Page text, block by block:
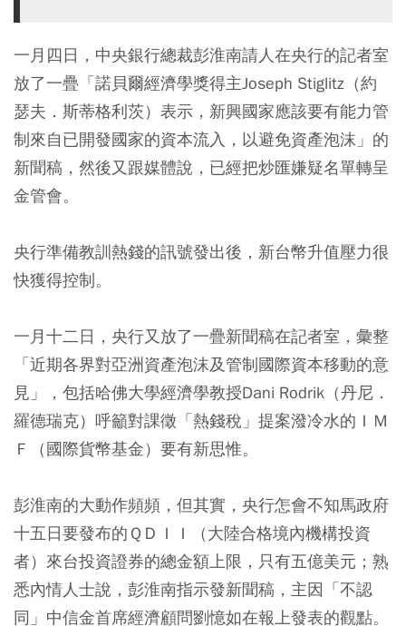
一月四日，中央銀行總裁彭淮南請人在央行的記者室
放了一疊「諾貝爾經濟學獎得主Joseph Stiglitz（約
瑟夫．斯蒂格利茨）表示，新興國家應該要有能力管
制來自已開發國家的資本流入，以避免資產泡沫」的
新聞稿，然後又跟媒體說，已經把炒匯嫌疑名單轉呈
金管會。
央行準備教訓熱錢的訊號發出後，新台幣升值壓力很
快獲得控制。
一月十二日，央行又放了一疊新聞稿在記者室，彙整
「近期各界對亞洲資產泡沫及管制國際資本移動的意
見」，包括哈佛大學經濟學教授Dani Rodrik（丹尼．
羅德瑞克）呼籲對課徵「熱錢稅」提案潑冷水的ＩＭ
Ｆ（國際貨幣基金）要有新思惟。
彭淮南的大動作頻頻，但其實，央行怎會不知馬政府
十五日要發布的ＱＤＩＩ（大陸合格境內機構投資
者）來台投資證券的總金額上限，只有五億美元；熟
悉內情人士說，彭淮南指示發新聞稿，主因「不認
同」中信金首席經濟顧問劉憶如在報上發表的觀點。